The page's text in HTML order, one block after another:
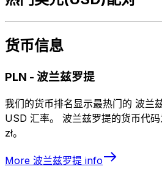
货币信息
PLN - 波兰兹罗提
我们的货币排名显示最热门的 波兰
USD 汇率。 波兰兹罗提的货币代
zł。
More 波兰兹罗提 info